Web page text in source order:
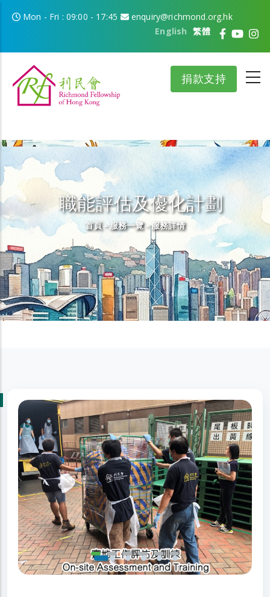
Mon - Fri : 09:00 - 17:45
enquiry@richmond.org.hk
繁體
English
捐款支持
職能評估及優化計劃
導航連結
首頁 -服務一覽 -服務詳情